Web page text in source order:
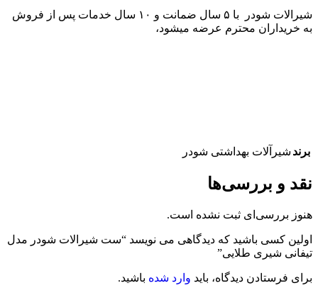
شیرالات شودر با ۵ سال ضمانت و ۱۰ سال خدمات پس از فروش
به خریداران محترم عرضه میشود،
برند شیرآلات بهداشتی شودر
نقد و بررسی‌ها
هنوز بررسی‌ای ثبت نشده است.
اولین کسی باشید که دیدگاهی می نویسد “ست شیرالات شودر مدل
تیفانی شیری طلایی”
برای فرستادن دیدگاه، باید وارد شده باشید.